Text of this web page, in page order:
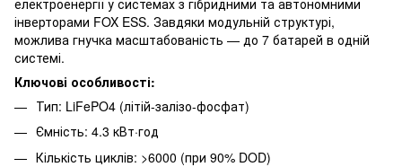
інверторами FOX ESS. Завдяки модульній структурі,
можлива гнучка масштабованість — до 7 батарей в одній
системі.
Ключові особливості:
Тип: LiFePO4 (літій-залізо-фосфат)
Ємність: 4.3 кВт·год
Кількість циклів: >6000 (при 90% DOD)